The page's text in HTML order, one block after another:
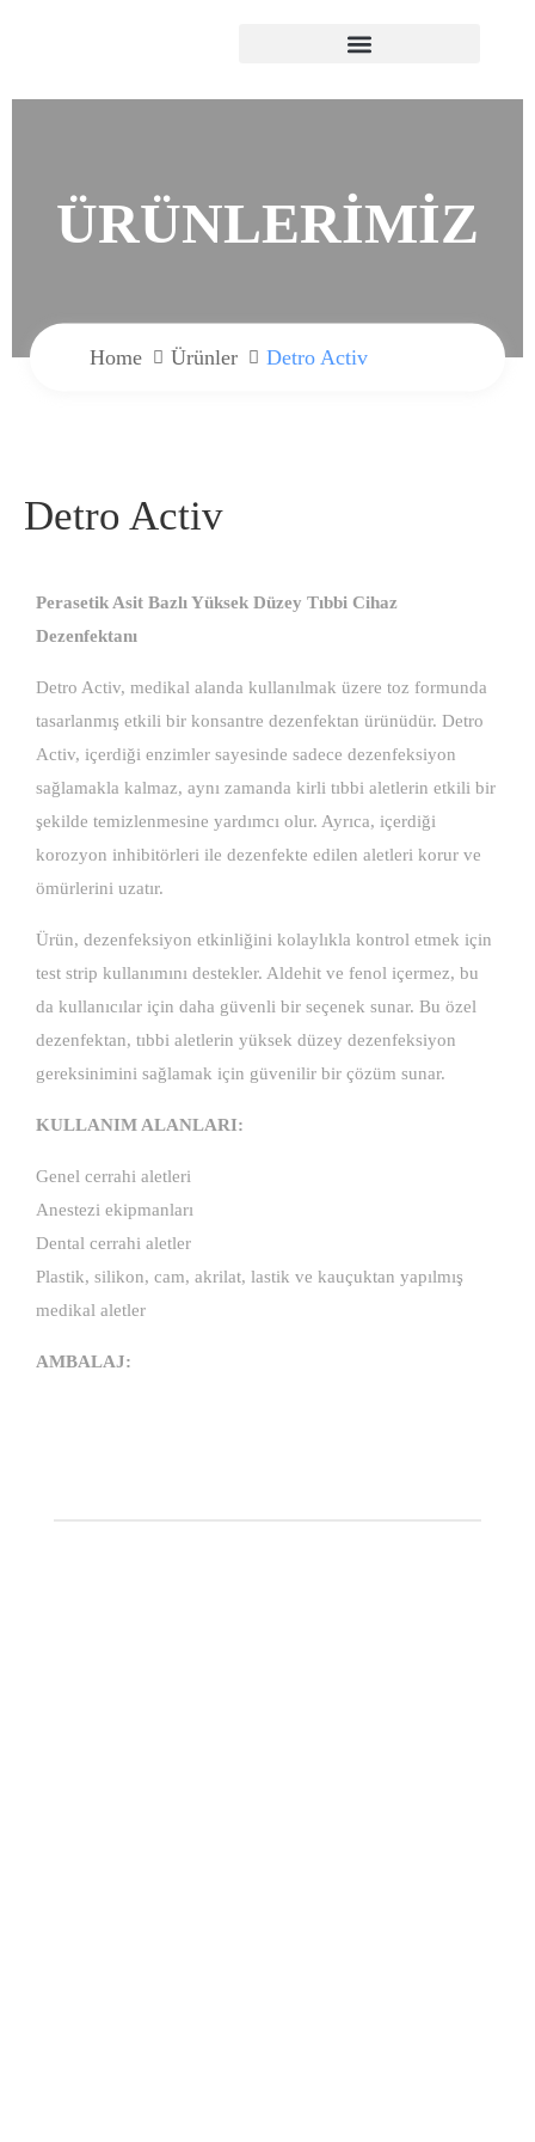
ÜRÜNLERİMİZ
Home Ürünler Detro Activ
Detro Activ
Perasetik Asit Bazlı Yüksek Düzey Tıbbi Cihaz
Dezenfektanı
Detro Activ, medikal alanda kullanılmak üzere toz formunda
tasarlanmış etkili bir konsantre dezenfektan ürünüdür. Detro
Activ, içerdiği enzimler sayesinde sadece dezenfeksiyon
sağlamakla kalmaz, aynı zamanda kirli tıbbi aletlerin etkili bir
şekilde temizlenmesine yardımcı olur. Ayrıca, içerdiği
korozyon inhibitörleri ile dezenfekte edilen aletleri korur ve
ömürlerini uzatır.
Ürün, dezenfeksiyon etkinliğini kolaylıkla kontrol etmek için
test strip kullanımını destekler. Aldehit ve fenol içermez, bu
da kullanıcılar için daha güvenli bir seçenek sunar. Bu özel
dezenfektan, tıbbi aletlerin yüksek düzey dezenfeksiyon
gereksinimini sağlamak için güvenilir bir çözüm sunar.
KULLANIM ALANLARI:
Genel cerrahi aletleri
Anestezi ekipmanları
Dental cerrahi aletler
Plastik, silikon, cam, akrilat, lastik ve kauçuktan yapılmış
medikal aletler
AMBALAJ: